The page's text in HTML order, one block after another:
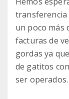
transferencia
un poco más
facturas de
gordas ya
de gatitos
ser operados.